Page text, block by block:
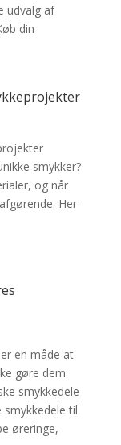
udvalg af
din
smykker?
og når
Her
en måde at
gøre dem
smykkedele
til
øreringe,